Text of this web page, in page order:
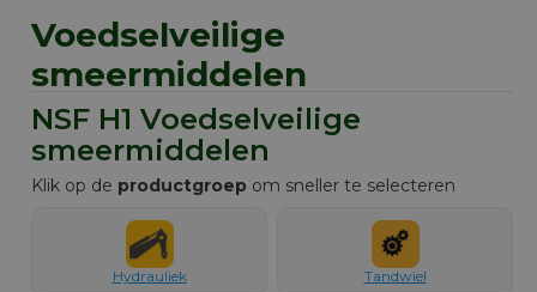
Voedselveilige
smeermiddelen
NSF H1 Voedselveilige
smeermiddelen
Klik op de productgroep om sneller te selecteren
Hydrauliek Tandwiel